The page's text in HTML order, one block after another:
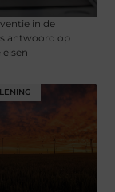
in de
antwoord op